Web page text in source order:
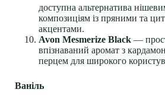
доступна альтернатива
композиціям із пряними та
акцентами.
Avon Mesmerize Black —
впізнаваний аромат з
перцем для широкого
Ваніль